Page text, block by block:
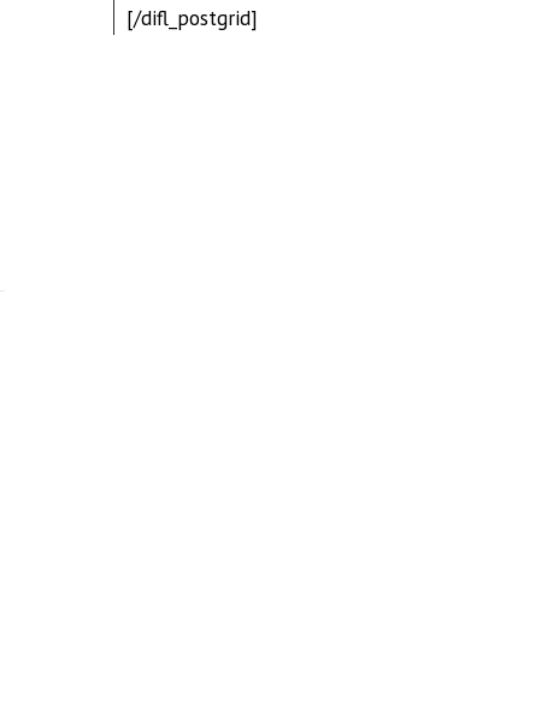
[/difl_postgrid]